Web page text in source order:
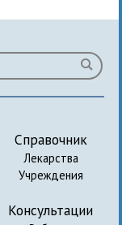
Справочник
Лекарства
Учреждения
Консультации